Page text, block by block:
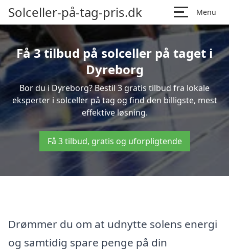
Solceller-på-tag-pris.dk Menu
Få 3 tilbud på solceller på taget i
Dyreborg
Bor du i Dyreborg? Bestil 3 gratis tilbud fra lokale
eksperter i solceller på tag og find den billigste, mest
effektive løsning.
Få 3 tilbud, gratis og uforpligtende
Drømmer du om at udnytte solens energi
og samtidig spare penge på din